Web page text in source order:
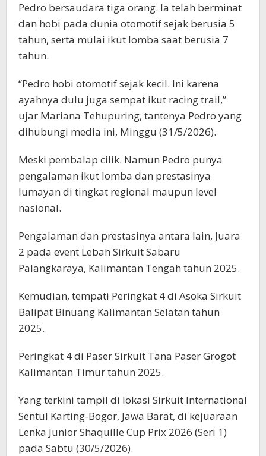
Pedro bersaudara tiga orang. Ia telah berminat
dan hobi pada dunia otomotif sejak berusia 5
tahun, serta mulai ikut lomba saat berusia 7
tahun.
“Pedro hobi otomotif sejak kecil. Ini karena
ayahnya dulu juga sempat ikut racing trail,”
ujar Mariana Tehupuring, tantenya Pedro yang
dihubungi media ini, Minggu (31/5/2026).
Meski pembalap cilik. Namun Pedro punya
pengalaman ikut lomba dan prestasinya
lumayan di tingkat regional maupun level
nasional.
Pengalaman dan prestasinya antara lain, Juara
2 pada event Lebah Sirkuit Sabaru
Palangkaraya, Kalimantan Tengah tahun 2025.
Kemudian, tempati Peringkat 4 di Asoka Sirkuit
Balipat Binuang Kalimantan Selatan tahun
2025.
Peringkat 4 di Paser Sirkuit Tana Paser Grogot
Kalimantan Timur tahun 2025.
Yang terkini tampil di lokasi Sirkuit International
Sentul Karting-Bogor, Jawa Barat, di kejuaraan
Lenka Junior Shaquille Cup Prix 2026 (Seri 1)
pada Sabtu (30/5/2026).